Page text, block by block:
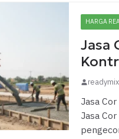
HARGA
Jasa
readymix
Jasa
Jasa